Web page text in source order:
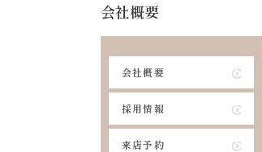
会社概要
会社概要
採用情報
来店予約